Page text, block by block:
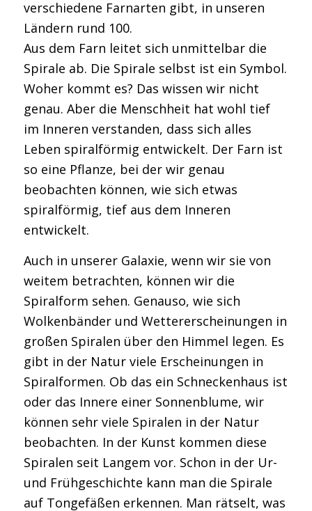
verschiedene Farnarten gibt, in unseren
Ländern rund 100.
Aus dem Farn leitet sich unmittelbar die
Spirale ab. Die Spirale selbst ist ein Symbol.
Woher kommt es? Das wissen wir nicht
genau. Aber die Menschheit hat wohl tief
im Inneren verstanden, dass sich alles
Leben spiralförmig entwickelt. Der Farn ist
so eine Pflanze, bei der wir genau
beobachten können, wie sich etwas
spiralförmig, tief aus dem Inneren
entwickelt.
Auch in unserer Galaxie, wenn wir sie von
weitem betrachten, können wir die
Spiralform sehen. Genauso, wie sich
Wolkenbänder und Wettererscheinungen in
großen Spiralen über den Himmel legen. Es
gibt in der Natur viele Erscheinungen in
Spiralformen. Ob das ein Schneckenhaus ist
oder das Innere einer Sonnenblume, wir
können sehr viele Spiralen in der Natur
beobachten. In der Kunst kommen diese
Spiralen seit Langem vor. Schon in der Ur-
und Frühgeschichte kann man die Spirale
auf Tongefäßen erkennen. Man rätselt, was